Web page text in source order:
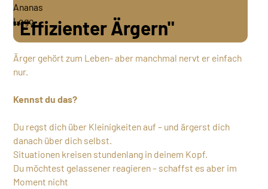
"Effizienter Ärgern"
Ärger gehört zum Leben- aber manchmal nervt er einfach
nur.
Kennst du das?
Du regst dich über Kleinigkeiten auf – und ärgerst dich
danach über dich selbst.
Situationen kreisen stundenlang in deinem Kopf.
Du möchtest gelassener reagieren – schaffst es aber im
Moment nicht